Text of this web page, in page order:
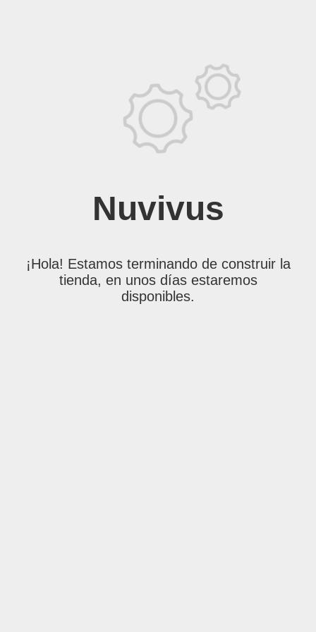
Nuvivus
¡Hola! Estamos terminando de construir la
tienda, en unos días estaremos
disponibles.